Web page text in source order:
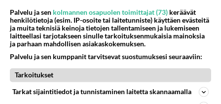
Poliisi yritti murhata mopopojan
Nyt menee kissalan poikien touhu liian pitkälle! https://www.is.fi/kotimaa/art-2000012193221.html Karu video mopomiiti
08.08.2026 21:05
Maailman menoa
2610
Mopomiitti!
08.08.2026 18:32
1538
Ei se nainen edes oo
83
1294
Palvelu ja sen kolmannen osapuolen toimittajat (73) keräävät
henkilötietoja (esim. IP-osoite tai laitetunniste) käyttäen evästeitä
ja muita teknisiä keinoja tietojen tallentamiseen ja lukemiseen
laitteellasi tarjotakseen sinulle tarkoituksenmukaisia mainoksia
ja parhaan mahdollisen asiakaskokemuksen.
Palvelu ja sen kumppanit tarvitsevat suostumuksesi seuraaviin:
Tarkoitukset
Tarkat sijaintitiedot ja tunnistaminen laitetta skannaamalla